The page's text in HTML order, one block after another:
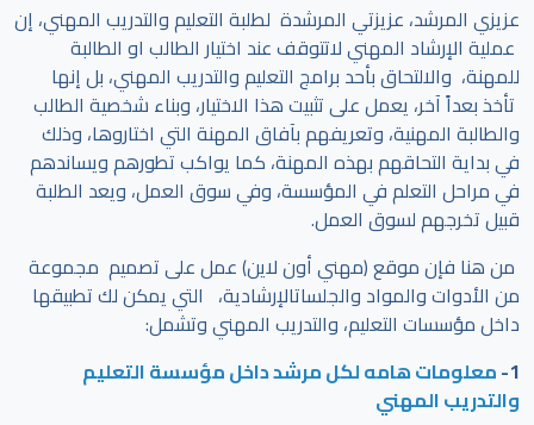
عزيزي المرشد، عزيزتي المرشدة لطلبة التعليم والتدريب المهني، إن
عملية الإرشاد المهني لاتتوقف عند اختيار الطالب او الطالبة
للمهنة، والالتحاق بأحد برامج التعليم والتدريب المهني، بل إنها
تأخذ بعداً آخر، يعمل على تثبيت هذا الاختيار، وبناء شخصية الطالب
والطالبة المهنية، وتعريفهم بآفاق المهنة التي اختاروها، وذلك
في بداية التحاقهم بهذه المهنة، كما يواكب تطورهم ويساندهم
في مراحل التعلم في المؤسسة، وفي سوق العمل، ويعد الطلبة
قبيل تخرجهم لسوق العمل.
من هنا فإن موقع (مهني أون لاين) عمل على تصميم مجموعة
من الأدوات والمواد والجلساتالإرشادية، التي يمكن لك تطبيقها
داخل مؤسسات التعليم، والتدريب المهني وتشمل:
1- معلومات هامه لكل مرشد داخل مؤسسة التعليم
والتدريب المهني